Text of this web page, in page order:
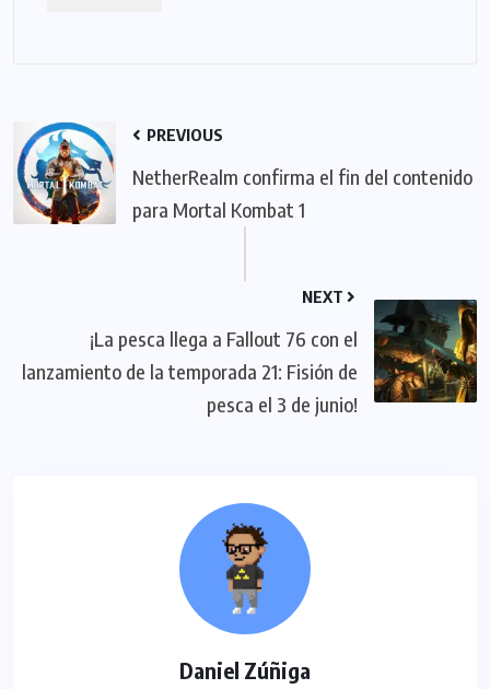
PREVIOUS
NetherRealm confirma el fin del contenido
para Mortal Kombat 1
NEXT
¡La pesca llega a Fallout 76 con el
lanzamiento de la temporada 21: Fisión de
pesca el 3 de junio!
Daniel Zúñiga